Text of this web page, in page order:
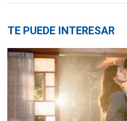
TE PUEDE INTERESAR